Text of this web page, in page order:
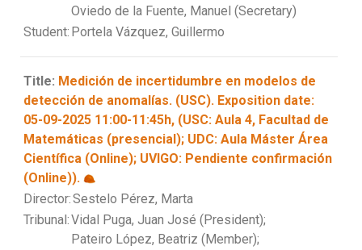
Oviedo de la Fuente, Manuel (Secretary)
Student: Portela Vázquez, Guillermo
Title: Medición de incertidumbre en modelos de
detección de anomalías. (USC). Exposition date:
05-09-2025 11:00-11:45h, (USC: Aula 4, Facultad de
Matemáticas (presencial); UDC: Aula Máster Área
Científica (Online); UVIGO: Pendiente confirmación
(Online)).
Director:Sestelo Pérez, Marta
Tribunal:Vidal Puga, Juan José (President);
Pateiro López, Beatriz (Member);